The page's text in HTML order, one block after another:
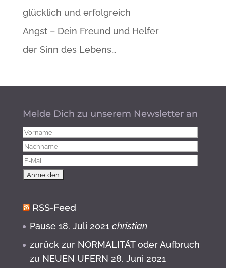
glücklich und erfolgreich
Angst – Dein Freund und Helfer
der Sinn des Lebens…
Melde Dich zu unserem Newsletter an
RSS-Feed
Pause 18. Juli 2021 christian
zurück zur NORMALITÄT oder Aufbruch
zu NEUEN UFERN 28. Juni 2021